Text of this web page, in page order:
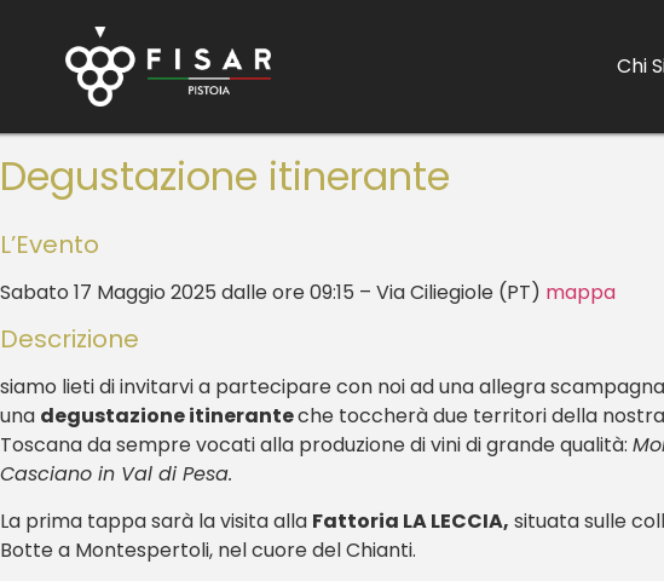
Chi
Degustazione itinerante
L’Evento
Sabato 17 Maggio 2025 dalle ore 09:15 – Via Ciliegiole (PT) mappa
Descrizione
siamo lieti di invitarvi a partecipare con noi ad una allegra
una degustazione itineranteche toccherà due territori della
Toscana da sempre vocati alla produzione di vini di grande qualità:
Casciano in Val di Pesa.
La prima tappa sarà la visita alla Fattoria LA LECCIA, situata sulle
Botte a Montespertoli, nel cuore del Chianti.